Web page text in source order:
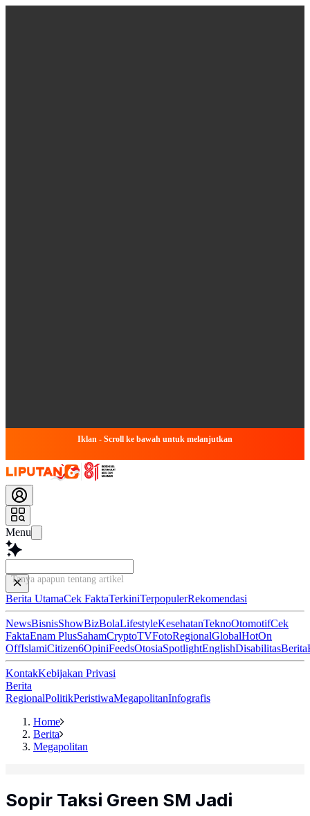
Iklan - Scroll ke bawah untuk melanjutkan
Menu
Tanya apapun tentang artikel ini...
Berita UtamaCek FaktaTerkiniTerpopulerRekomendasi
NewsBisnisShowBizBolaLifestyleKesehatanTeknoOtomotifCek
FaktaEnam PlusSahamCryptoTVFotoRegionalGlobalHotOn
OffIslamiCitizen6OpiniFeedsOtosiaSpotlightEnglishDisabilitasBerita
KontakKebijakan Privasi
Berita
RegionalPolitikPeristiwaMegapolitanInfografis
Home
Berita
Megapolitan
Sopir Taksi Green SM Jadi